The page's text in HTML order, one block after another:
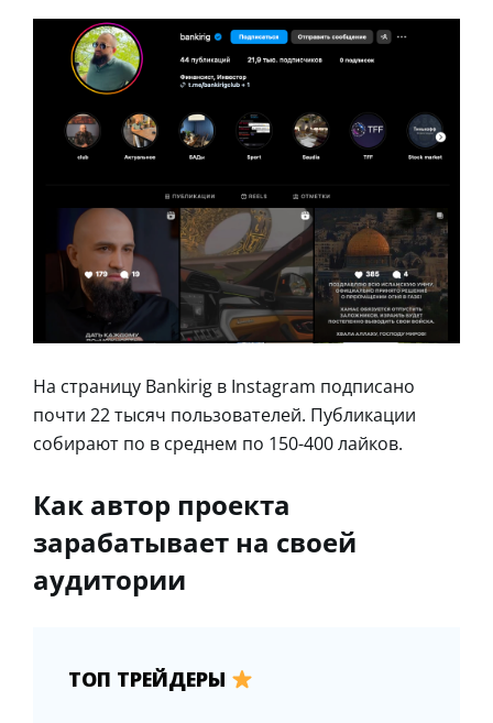
На страницу Bankirig в Instagram подписано
почти 22 тысяч пользователей. Публикации
собирают по в среднем по 150-400 лайков.
Как автор проекта
зарабатывает на своей
аудитории
ТОП ТРЕЙДЕРЫ